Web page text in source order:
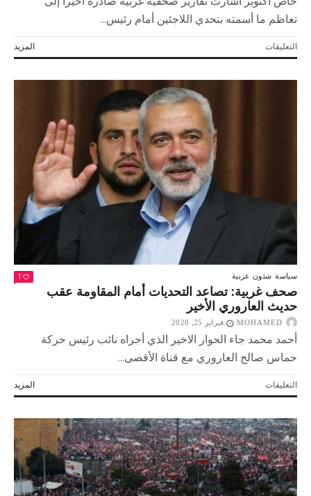
تعاظم ما أسمته بتحدي اللاجئين أمام رئيس...
المزيد التعليقاتعلى
صحف
سياسة شئون عربية 1
صحف غربية: تصاعد التحديات أمام المقاومة عقب
حديث العاروري الأخير
MOHAMED فبراير 25, 2020
أحمد محمد جاء الحوار الاخير الذي أجراه نائب رئيس حركة
حماس صالح العاروري مع قناة الأقصى...
المزيد التعليقاتعلى
صحف
تصاعد
التحديات
أمام
المقاومة
عقب
حديث